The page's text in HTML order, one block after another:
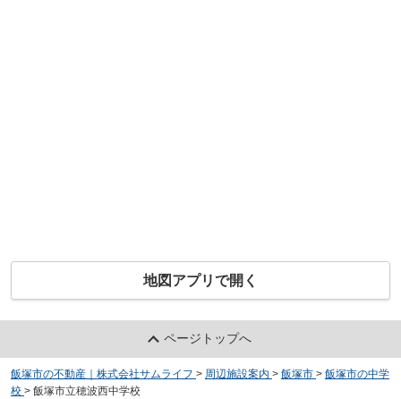
地図アプリで開く
ページトップへ
飯塚市の不動産｜株式会社サムライフ > 周辺施設案内 > 飯塚市 > 飯塚市の中学
校 > 飯塚市立穂波西中学校